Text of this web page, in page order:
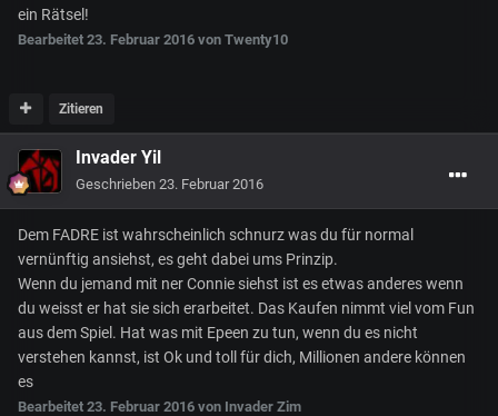
ein Rätsel!
Bearbeitet 23. Februar 2016 von Twenty10
Zitieren
Invader Yil
Geschrieben 23. Februar 2016
Dem FADRE ist wahrscheinlich schnurz was du für normal
vernünftig ansiehst, es geht dabei ums Prinzip.
Wenn du jemand mit ner Connie siehst ist es etwas anderes wenn
du weisst er hat sie sich erarbeitet. Das Kaufen nimmt viel vom Fun
aus dem Spiel. Hat was mit Epeen zu tun, wenn du es nicht
verstehen kannst, ist Ok und toll für dich, Millionen andere können
es
Bearbeitet 23. Februar 2016 von Invader Zim